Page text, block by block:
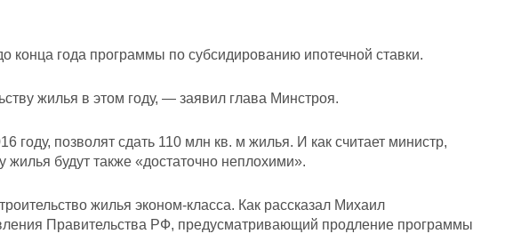
конца года программы по субсидированию ипотечной ставки.
жилья в этом году, — заявил глава Минстроя.
позволят сдать 110 млн кв. м жилья. И как считает министр,
будут также «достаточно неплохими».
жилья эконом-класса. Как рассказал Михаил
Правительства РФ, предусматривающий продление программы